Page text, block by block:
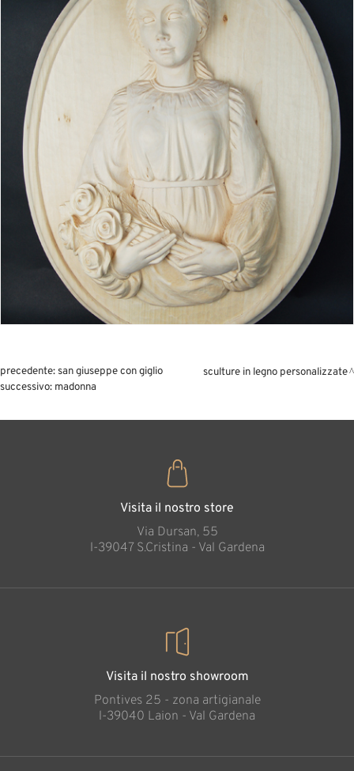
precedente:san giuseppe con giglio
successivo: madonna
sculture in legno personalizzate
Visita il nostro store
Via Dursan, 55
l-39047 S.Cristina - Val Gardena
Visita il nostro showroom
Pontives 25 - zona artigianale
l-39040 Laion - Val Gardena